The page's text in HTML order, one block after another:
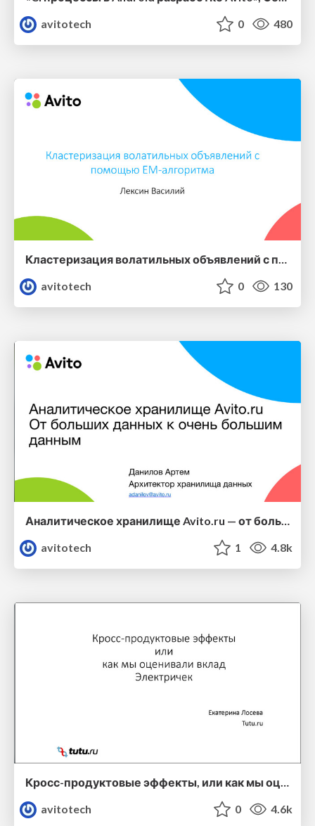
avitotech
0 480
avitotech
0 130
Аналитическое хранилище Avito.ru — от больших к очень большим данным — Артем Данилов (Avito)
avitotech
1 4.8k
Кросс-продуктовые эффекты, или как мы оценивали вклад «Электричек» — Екатерина Лосева (Туту.ру)
avitotech
0 4.6k